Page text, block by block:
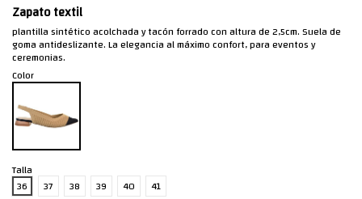
Zapato textil
plantilla sintético acolchada y tacón forrado con altura de 2,5cm. Suela de
goma antideslizante. La elegancia al máximo confort, para eventos y
ceremonias.
Color
Talla
36
37 38 39 40 41